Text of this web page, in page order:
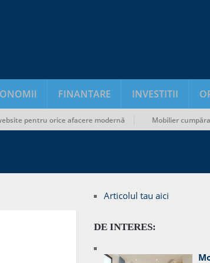
FINANTARE INVESTITII
orice afacere modernă Mobilier cumpărat cu
Articolul tau aici
DE INTERES: